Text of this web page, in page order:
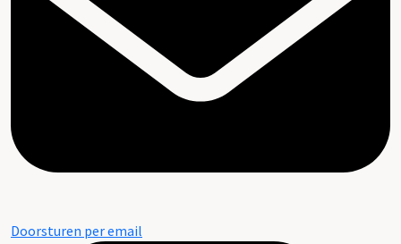
Doorsturen per email